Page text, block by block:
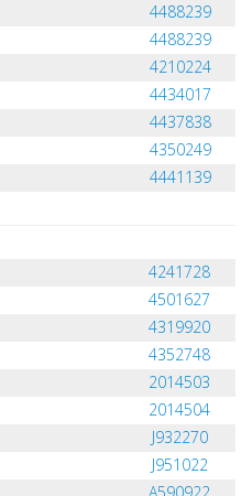
4488239
4488239
4210224
4434017
4437838
4350249
4441139
4241728
4501627
4319920
4352748
2014503
2014504
J932270
J951022